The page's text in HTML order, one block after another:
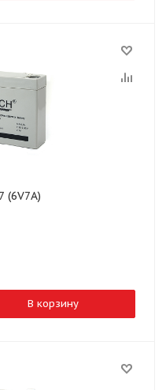
(6V7A)
В корзину